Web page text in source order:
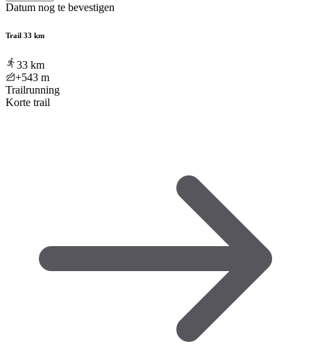
Datum nog te bevestigen
Trail 33 km
33 km
+543 m
Trailrunning
Korte trail